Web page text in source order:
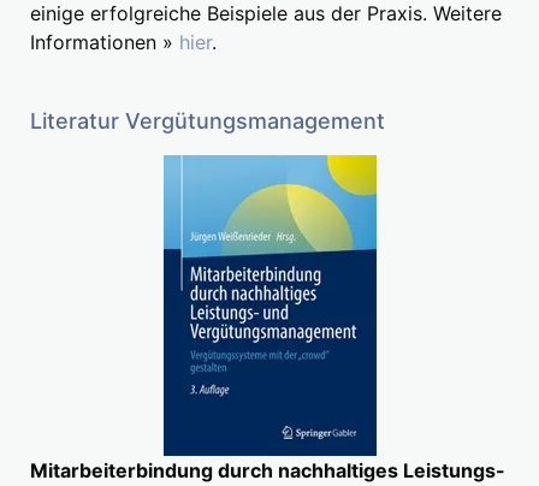
einige erfolgreiche Beispiele aus der Praxis. Weitere
Informationen » hier.
Literatur Vergütungsmanagement
Mitarbeiterbindung durch nachhaltiges Leistungs-